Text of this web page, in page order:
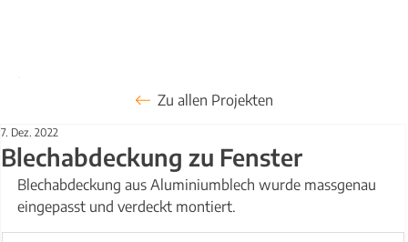
Blechabdeckung zu Fenster
7. Dez. 2022
Blechabdeckung aus Aluminiumblech wurde massgenau
eingepasst und verdeckt montiert.
Zu allen Projekten